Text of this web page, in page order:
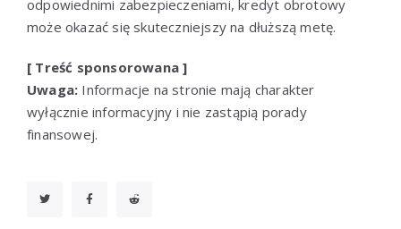
odpowiednimi zabezpieczeniami, kredyt obrotowy
może okazać się skuteczniejszy na dłuższą metę.
[ Treść sponsorowana ]
Uwaga: Informacje na stronie mają charakter
wyłącznie informacyjny i nie zastąpią porady
finansowej.